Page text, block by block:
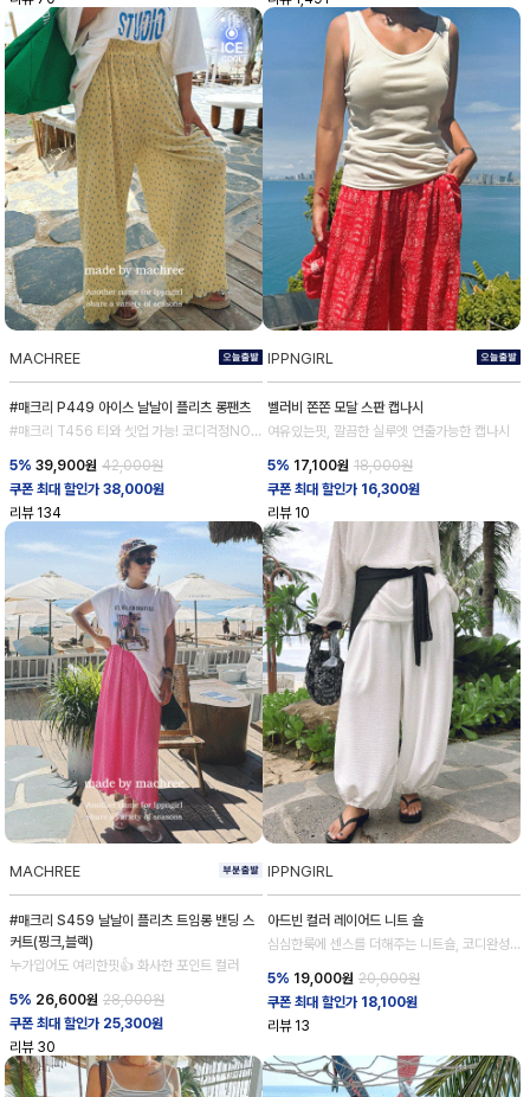
MACHREE
#매크리 P449 아이스 날날이 플리츠 롱팬츠
#매크리 T456 티와 셋업 가능! 코디걱정NO
5% 39,900원 42,000원
쿠폰 최대 할인가 38,000원
리뷰 134
IPPNGIRL
벨러비 쫀쫀 모달 스판 캡나시
여유있는핏, 깔끔한 실루엣 연출가능한 캡나시
5% 17,100원 18,000원
쿠폰 최대 할인가 16,300원
리뷰 10
MACHREE
#매크리 S459 날날이 플리츠 트임롱 밴딩 스
커트(핑크,블랙)
누가입어도 여리한핏👍 화사한 포인트 컬러
5% 26,600원 28,000원
쿠폰 최대 할인가 25,300원
리뷰 30
IPPNGIRL
아드빈 컬러 레이어드 니트 숄
심심한룩에 센스를 더해주는 니트숄, 코디완성
5% 19,000원 20,000원
쿠폰 최대 할인가 18,100원
리뷰 13